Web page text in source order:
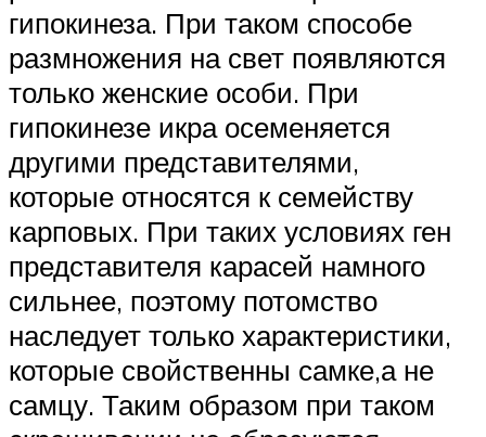
гипокинеза. При таком способе
размножения на свет появляются
только женские особи. При
гипокинезе икра осеменяется
другими представителями,
которые относятся к семейству
карповых. При таких условиях ген
представителя карасей намного
сильнее, поэтому потомство
наследует только характеристики,
которые свойственны самке,а не
самцу. Таким образом при таком